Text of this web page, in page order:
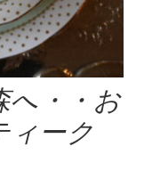
へ・・お
ィーク